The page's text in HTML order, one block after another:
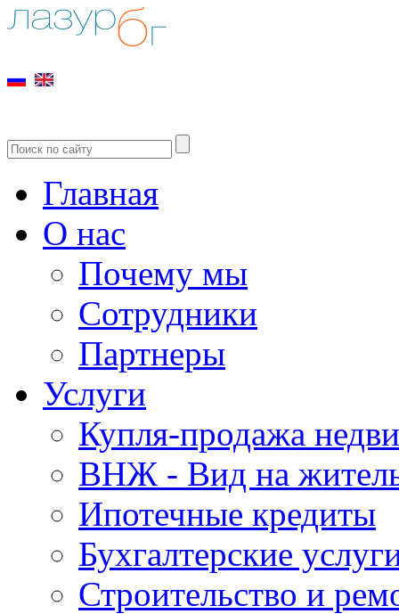
Главная
О нас
Почему мы
Сотрудники
Партнеры
Услуги
Купля-продажа
ВНЖ - Вид на
Ипотечные кредиты
Бухгалтерские
Строительство и